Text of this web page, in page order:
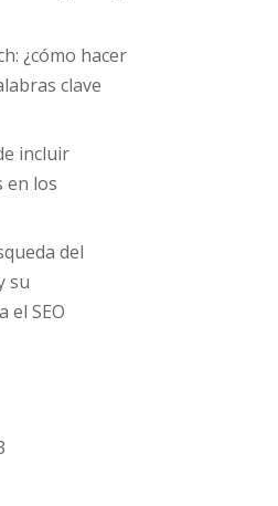
¿cómo hacer
clave
incluir
en los
del
su
el SEO